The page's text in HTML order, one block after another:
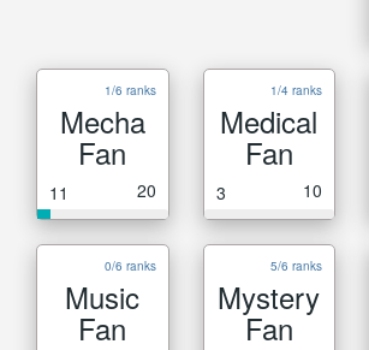
1/6 ranks
Mecha
Fan
11 20
1/4 ranks
Medical
Fan
3 10
0/6 ranks
Music
Fan
5/6 ranks
Mystery
Fan